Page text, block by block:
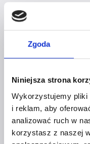
Zgoda
Niniejsza strona
Wykorzystujemy pliki
i reklam, aby
analizować ruch w
korzystasz z naszej